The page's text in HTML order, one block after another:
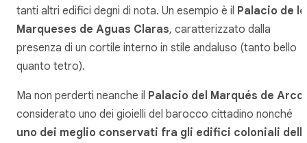
tanti altri edifici degni di nota. Un esempio è il Palacio de
Marqueses de Aguas Claras, caratterizzato dalla
presenza di un cortile interno in stile andaluso (tanto bello
quanto tetro).
Ma non perderti neanche il Palacio del Marqués de
considerato uno dei gioielli del barocco cittadino nonché
uno dei meglio conservati fra gli edifici coloniali